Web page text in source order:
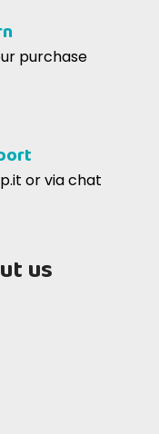
purchase
or via chat
us